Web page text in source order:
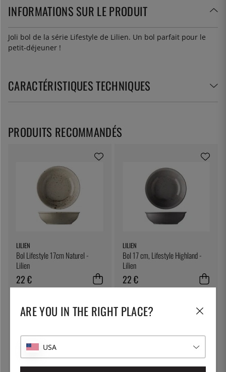
INFORMATIONS SUR LE PRODUIT
Joli bol de la série Lifestyle de Lilien. Un bol parfait pour le
petit-déjeuner !
CARACTÉRISTIQUES TECHNIQUES
LILIEN
Bol Lifestyle 17cm Naturel -
Lilien
22 €
LILIEN
Bol 17 cm, Lifestyle Highland -
Lilien
22 €
PRODUITS RECOMMANDÉS
ARE YOU IN THE RIGHT PLACE?
USA